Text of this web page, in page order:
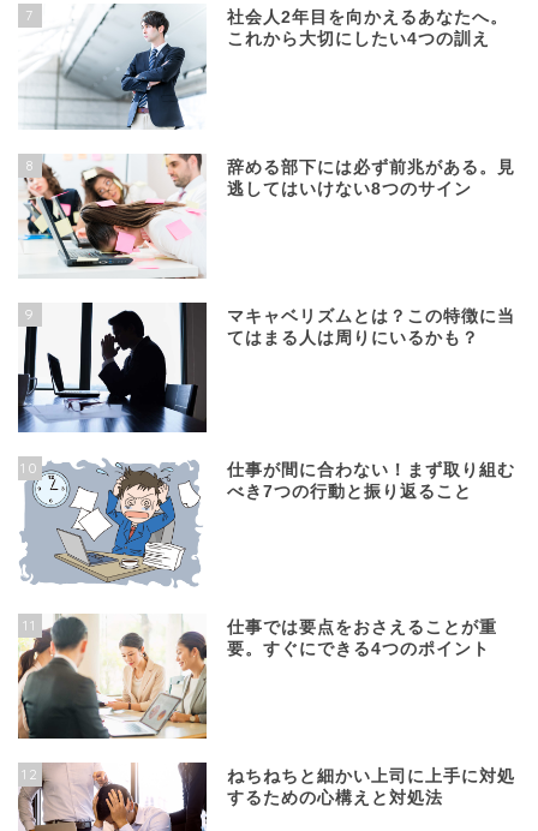
7
社会人2年目を向かえるあなたへ。
これから大切にしたい4つの訓え
8
辞める部下には必ず前兆がある。見
逃してはいけない8つのサイン
9
マキャベリズムとは？この特徴に当
てはまる人は周りにいるかも？
10
仕事が間に合わない！まず取り組む
べき7つの行動と振り返ること
11
仕事では要点をおさえることが重
要。すぐにできる4つのポイント
12
ねちねちと細かい上司に上手に対処
するための心構えと対処法